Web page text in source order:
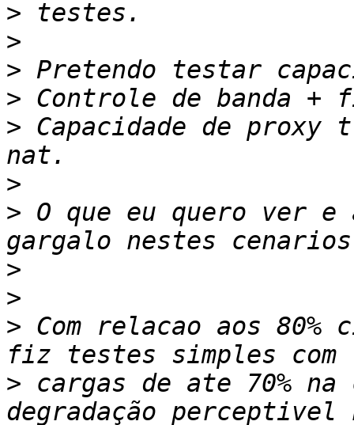
>
>
>
>
> Capacidade de proxy
>
> O que eu quero ver e
>
>
> Com relacao aos
> cargas de ate 70% na